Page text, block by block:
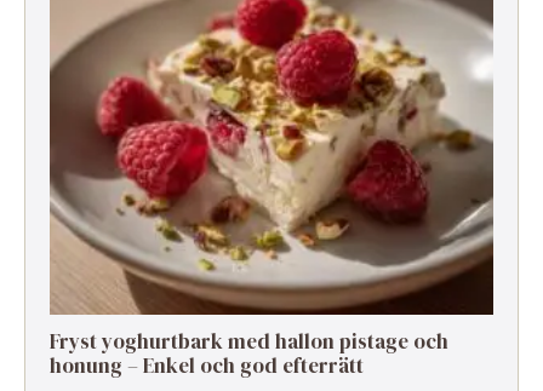
Fryst yoghurtbark med hallon pistage och
honung – Enkel och god efterrätt